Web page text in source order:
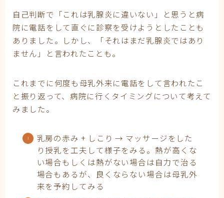
自己判断で「これは乳腺炎に違いない」と思うと病
院に電話をして直ぐに診察を受けようとしたことも
ありました。しかし、「それはまだ乳腺炎ではあり
ません」と言われたことも。
これまでに何度も母乳外来に電話をして言われたこ
と振り返って、病院に行くタイミングについて考えて
みました。
乳房の赤み + しこり → マッサージをした
り授乳を工夫して様子をみる。熱が高くな
い場合もしくは熱がない場合は自力で治る
場合もあるが、良くならない場合は母乳外
来を予約してみる